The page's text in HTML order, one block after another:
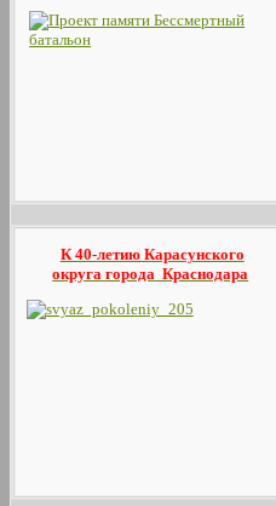
К 40-летию Карасунского
округа города Краснодара